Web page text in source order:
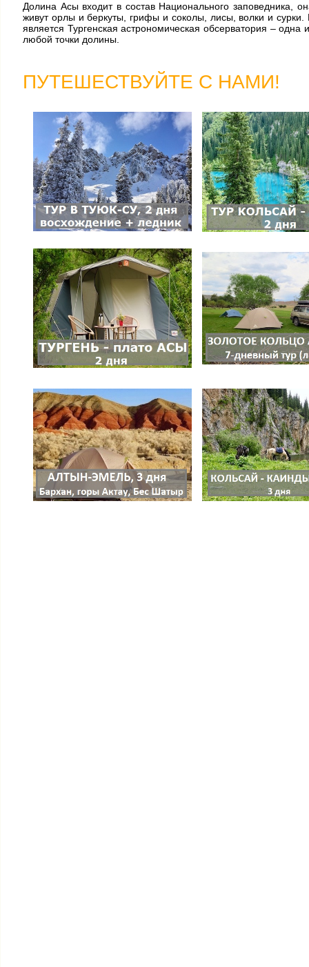
Долина Асы входит в состав Национального заповедника,
живут орлы и беркуты, грифы и соколы, лисы, волки и
является Тургенская астрономическая обсерватория –
любой точки долины.
ПУТЕШЕСТВУЙТЕ С НАМИ!